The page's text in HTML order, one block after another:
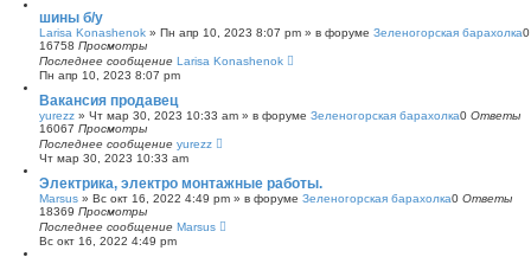
шины б/у
Larisa Konashenok » Пн апр 10, 2023 8:07 pm » в форуме Зеленогорская барахолка
16758 Просмотры
Последнее сообщение Larisa Konashenok
Пн апр 10, 2023 8:07 pm
Вакансия продавец
yurezz » Чт мар 30, 2023 10:33 am » в форуме Зеленогорская барахолка0 Ответы
16067 Просмотры
Последнее сообщение yurezz
Чт мар 30, 2023 10:33 am
Электрика, электро монтажные работы.
Marsus » Вс окт 16, 2022 4:49 pm » в форуме Зеленогорская барахолка0 Ответы
18369 Просмотры
Последнее сообщение Marsus
Вс окт 16, 2022 4:49 pm